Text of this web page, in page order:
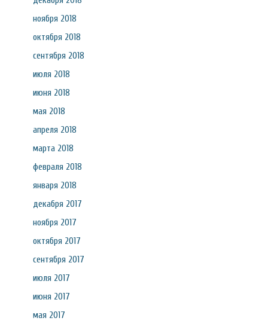
ноября 2018
октября 2018
сентября 2018
июля 2018
июня 2018
мая 2018
апреля 2018
марта 2018
февраля 2018
января 2018
декабря 2017
ноября 2017
октября 2017
сентября 2017
июля 2017
июня 2017
мая 2017